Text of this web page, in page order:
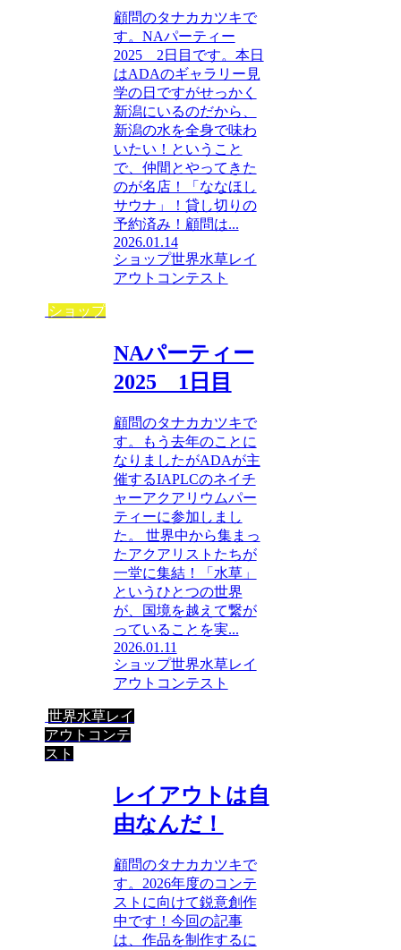
顧問のタナカカツキで
す。NAパーティー
2025 2日目です。本日
はADAのギャラリー見
学の日ですがせっかく
新潟にいるのだから、
新潟の水を全身で味わ
いたい！ということ
で、仲間とやってきた
のが名店！「ななほし
サウナ」！貸し切りの
予約済み！顧問は...
2026.01.14
ショップ世界水草レイ
アウトコンテスト
ショップ
NAパーティー
2025 1日目
顧問のタナカカツキで
す。もう去年のことに
なりましたがADAが主
催するIAPLCのネイチ
ャーアクアリウムパー
ティーに参加しまし
た。 世界中から集まっ
たアクアリストたちが
一堂に集結！「水草」
というひとつの世界
が、国境を越えて繋が
っていることを実...
2026.01.11
ショップ世界水草レイ
アウトコンテスト
世界水草レイ
アウトコンテ
スト
レイアウトは自
由なんだ！
顧問のタナカカツキで
す。2026年度のコンテ
ストに向けて鋭意創作
中です！今回の記事
は、作品を制作するに